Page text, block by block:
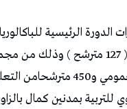
للتربية بمدنين كمال